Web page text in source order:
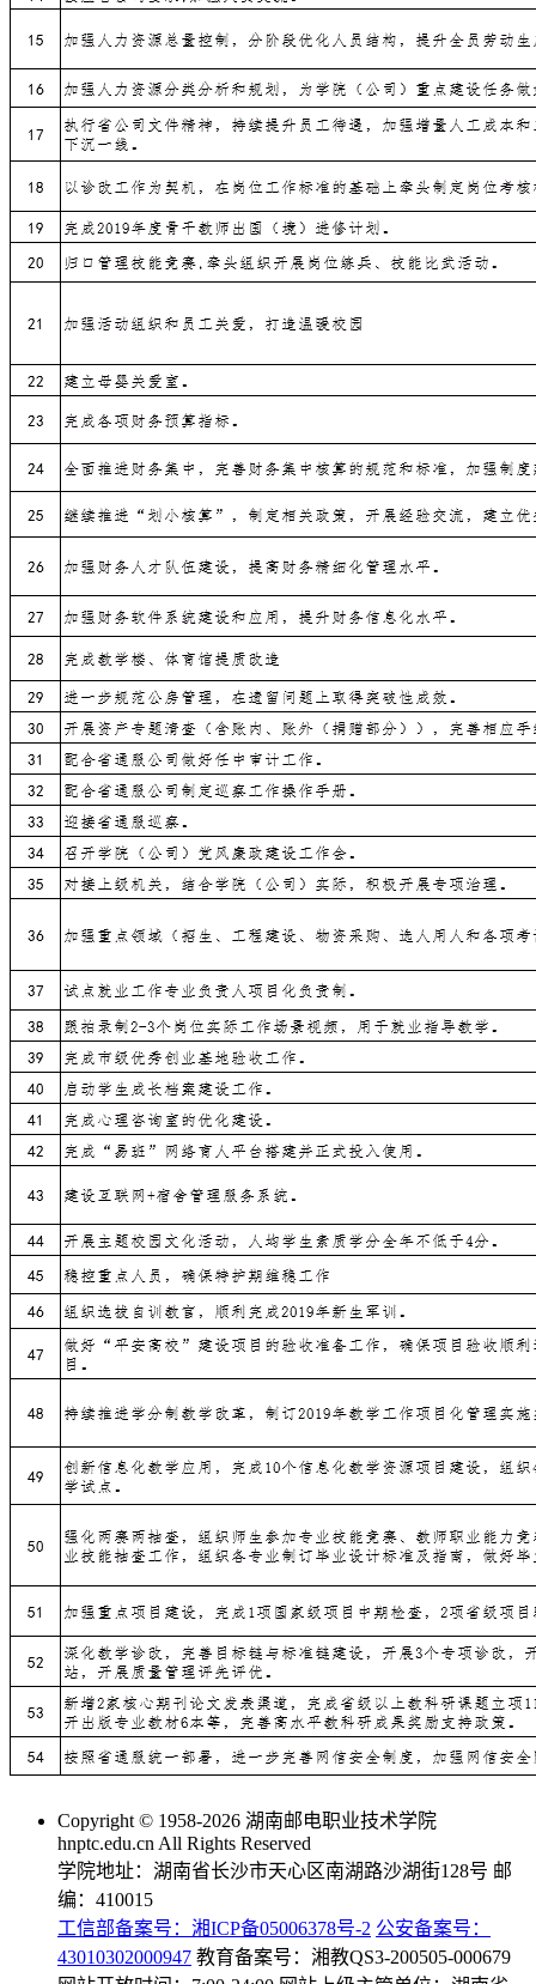
Copyright © 1958-2026 湖南邮电职业技术学院
hnptc.edu.cn All Rights Reserved
学院地址：湖南省长沙市天心区南湖路沙湖街128号 邮
编：410015
工信部备案号：湘ICP备05006378号-2 公安备案号：
43010302000947 教育备案号：湘教QS3-200505-000679